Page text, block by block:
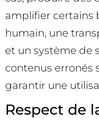
amplifier certains
humain, une
et un système de
contenus erronés
garantir une
Respect de